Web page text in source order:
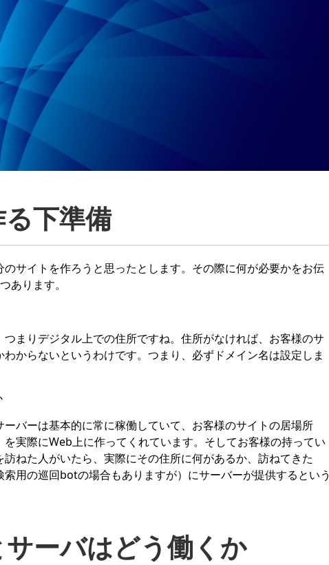
下準備
サイトを作ろうと思ったとします。その際に何が必要かをお伝
あります。
まりデジタル上での住所ですね。住所がなければ、お客様のサ
からないというわけです。つまり、必ずドメイン名は設定しま
バーは基本的に常に稼働していて、お客様のサイトの居場所
を実際にWeb上に作ってくれています。そしてお客様の持ってい
ねた人がいたら、実際にその住所に何があるか、訪ねてきた
索用の巡回botの場合もありますが）にサーバーが提供するという
サーバはどう働くか